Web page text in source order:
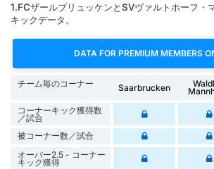
1.FCザールブリュッケンとSVヴァルトホーフ・
キックデータ。
DATA FOR PREMIUM MEMBERS
チーム毎のコーナー Saarbrucken
コーナーキック獲得数
／試合
被コーナー数／試合
オーバー2.5 - コーナー
キック獲得